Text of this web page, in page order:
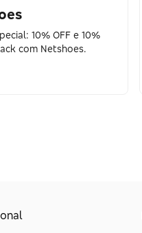
10% OFF e 10%
com Netshoes.